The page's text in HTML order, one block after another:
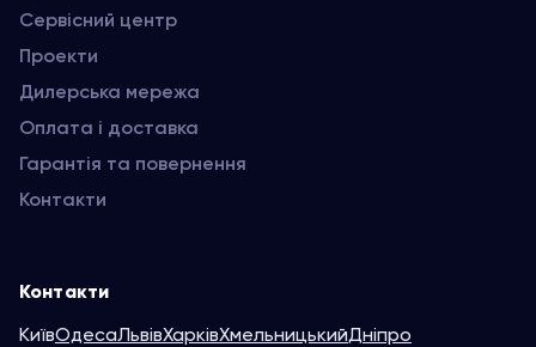
Сервісний центр
Проекти
Дилерська мережа
Оплата і доставка
Гарантія та повернення
Контакти
Контакти
КиївОдесаЛьвівХарківХмельницькийДніпро